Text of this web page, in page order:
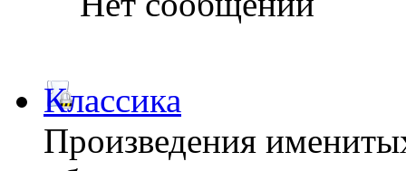
Классика
Произведения